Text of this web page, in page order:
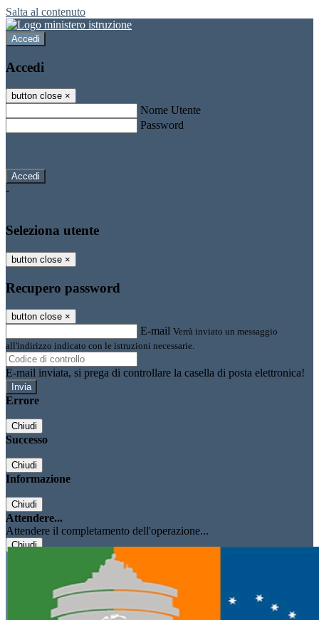
Salta al contenuto
Accedi
Accedi
button close ×
Nome Utente
Password
-
Seleziona utente
button close ×
Recupero password
button close ×
E-mail Verrà inviato un messaggio
all'indirizzo indicato con le istruzioni necessarie.
E-mail inviata, si prega di controllare la casella di posta elettronica!
Errore
Chiudi
Successo
Chiudi
Informazione
Chiudi
Attendere...
Attendere il completamento dell'operazione...
Chiudi